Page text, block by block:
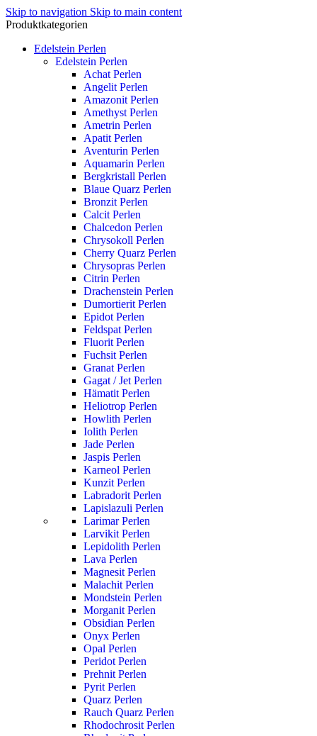
Skip to navigation Skip to main content
Produktkategorien
Edelstein Perlen
Edelstein Perlen
Achat Perlen
Angelit Perlen
Amazonit Perlen
Amethyst Perlen
Ametrin Perlen
Apatit Perlen
Aventurin Perlen
Aquamarin Perlen
Bergkristall Perlen
Blaue Quarz Perlen
Bronzit Perlen
Calcit Perlen
Chalcedon Perlen
Chrysokoll Perlen
Cherry Quarz Perlen
Chrysopras Perlen
Citrin Perlen
Drachenstein Perlen
Dumortierit Perlen
Epidot Perlen
Feldspat Perlen
Fluorit Perlen
Fuchsit Perlen
Granat Perlen
Gagat / Jet Perlen
Hämatit Perlen
Heliotrop Perlen
Howlith Perlen
Iolith Perlen
Jade Perlen
Jaspis Perlen
Karneol Perlen
Kunzit Perlen
Labradorit Perlen
Lapislazuli Perlen
Larimar Perlen
Larvikit Perlen
Lepidolith Perlen
Lava Perlen
Magnesit Perlen
Malachit Perlen
Mondstein Perlen
Morganit Perlen
Obsidian Perlen
Onyx Perlen
Opal Perlen
Peridot Perlen
Prehnit Perlen
Pyrit Perlen
Quarz Perlen
Rauch Quarz Perlen
Rhodochrosit Perlen